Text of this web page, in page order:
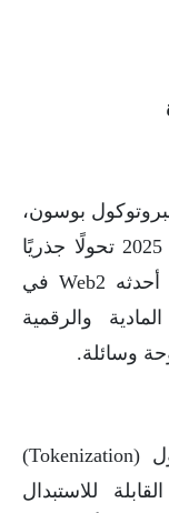
بوسون،
أن تقنيات Web3 ستُحدث بحلول عام 2025 تحولًا جذريًا
في عالم التجارة، يشبه التحول الذي أحدثه Web2 في
والرقمية
وسائلة.
وبفضل العقود الذكية ورمزية الأصول (Tokenization)
للاستبدال